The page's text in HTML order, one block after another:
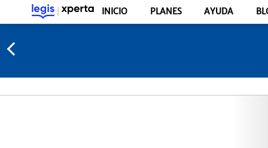
INICIO PLANES AYUDA